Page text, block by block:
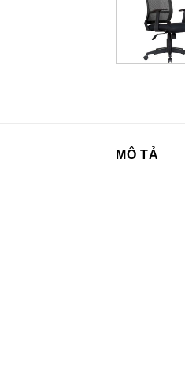
MÔ TẢ